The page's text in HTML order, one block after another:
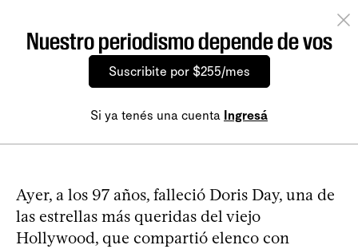
Nuestro periodismo depende de vos
Suscribite por $255/mes
Si ya tenés una cuenta Ingresá
Ayer, a los 97 años, falleció Doris Day, una de
las estrellas más queridas del viejo
Hollywood, que compartió elenco con